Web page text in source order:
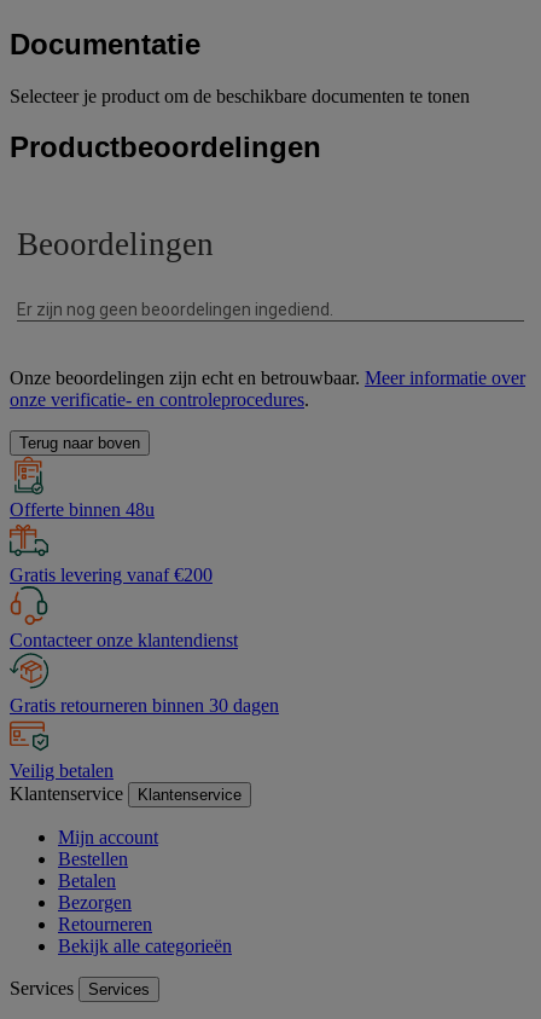
Documentatie
Selecteer je product om de beschikbare documenten te tonen
Productbeoordelingen
Onze beoordelingen zijn echt en betrouwbaar. Meer informatie over
onze verificatie- en controleprocedures.
Terug naar boven
Offerte binnen 48u
Gratis levering vanaf €200
Contacteer onze klantendienst
Gratis retourneren binnen 30 dagen
Veilig betalen
Klantenservice
Klantenservice
Mijn account
Bestellen
Betalen
Bezorgen
Retourneren
Bekijk alle categorieën
Services Services